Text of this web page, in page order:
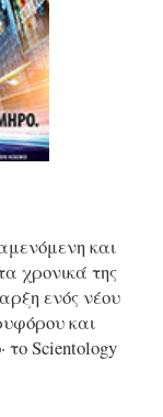
και
χρονικά της
ενός νέου
και
το Scientology